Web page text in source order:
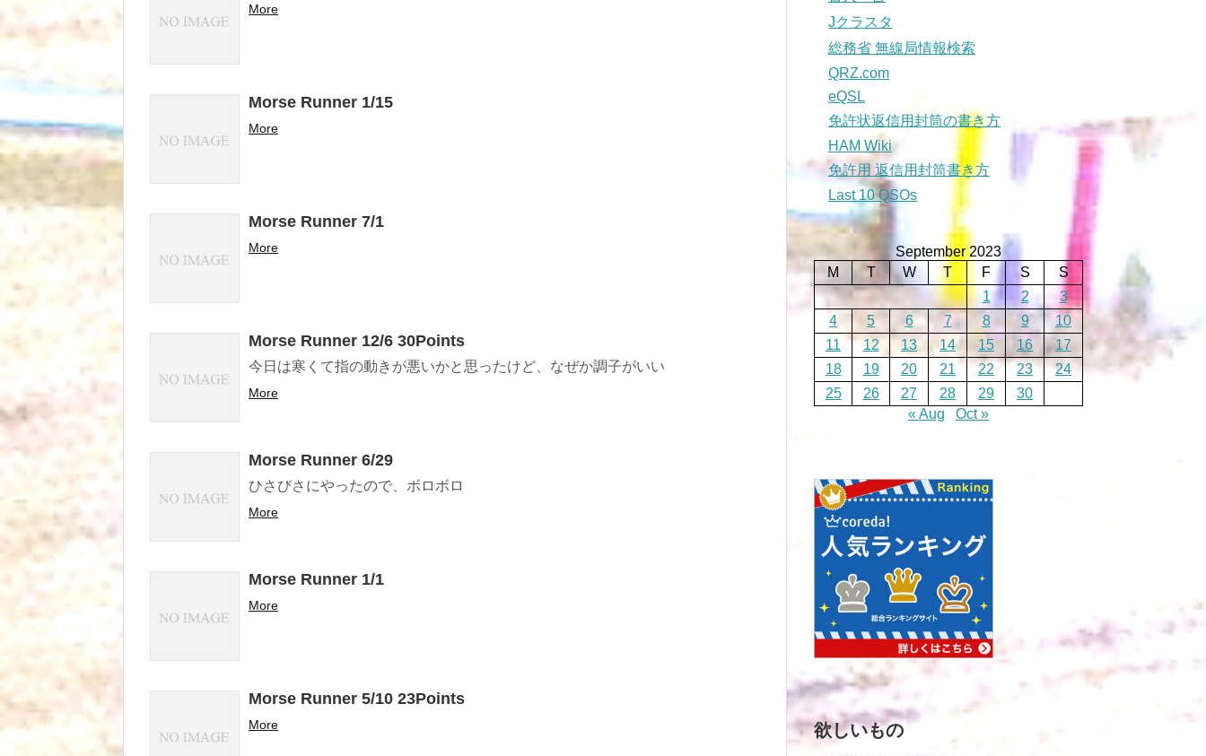
More
Morse Runner 1/15
More
Morse Runner 7/1
More
Morse Runner 12/6 30Points
今日は寒くて指の動きが悪いかと思ったけど、なぜか調子がいい
More
Morse Runner 6/29
ひさびさにやったので、ボロボロ
More
Morse Runner 1/1
More
Morse Runner 5/10 23Points
More
Jクラスタ
総務省 無線局情報検索
QRZ.com
eQSL
免許状返信用封筒の書き方
HAM Wiki
免許用 返信用封筒書き方
Last 10 QSOs
September 2023
M
T W T F S
S
1
2
3
4
5 6 7 8 9
10
11
12 13 14 15 16
17
18
19 20 21 22 23
24
25
26 27 28 29
30
« Aug
Oct »
欲しいもの